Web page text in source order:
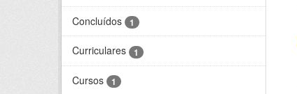
Concluídos 1
Curriculares 1
Cursos 1